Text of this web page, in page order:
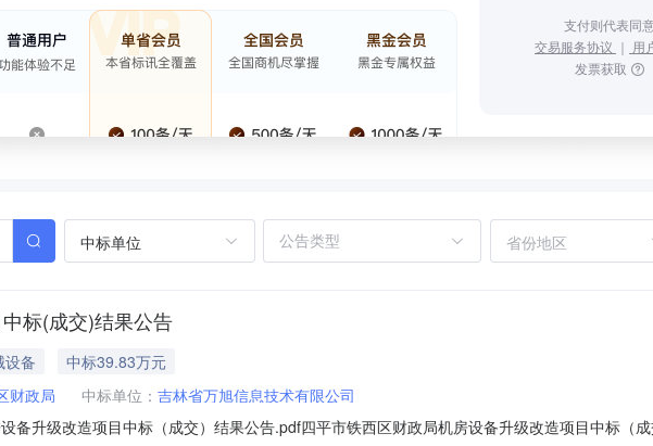
支付则代表同
交易服务协议 ｜ 用
发票获取
中标单位 省份地区
标(成交)结果公告
设备
中标39.83万元
财政局 中标单位： 吉林省万旭信息技术有限公司
备升级改造项目中标（成交）结果公告.pdf四平市铁西区财政局机房设备升级改造项目中标（